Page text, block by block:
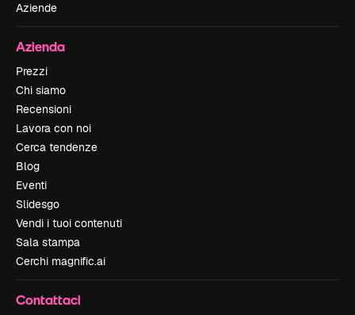
Aziende
Azienda
Prezzi
Chi siamo
Recensioni
Lavora con noi
Cerca tendenze
Blog
Eventi
Slidesgo
Vendi i tuoi contenuti
Sala stampa
Cerchi magnific.ai
Contattaci